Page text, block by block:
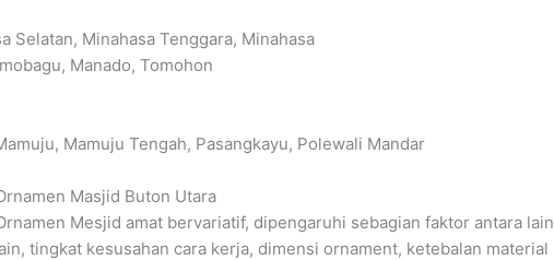
Selatan, Minahasa Tenggara, Minahasa
Manado, Tomohon
Mamuju Tengah, Pasangkayu, Polewali Mandar
Masjid Buton Utara
Mesjid amat bervariatif, dipengaruhi sebagian faktor antara lain
tingkat kesusahan cara kerja, dimensi ornament, ketebalan material